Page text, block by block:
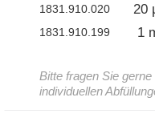
– Proteine
– Antikörper
1831.910.020 20
1831.910.199 1
Bitte fragen Sie
individuellen